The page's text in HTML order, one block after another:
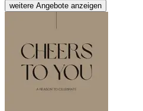
weitere Angebote anzeigen